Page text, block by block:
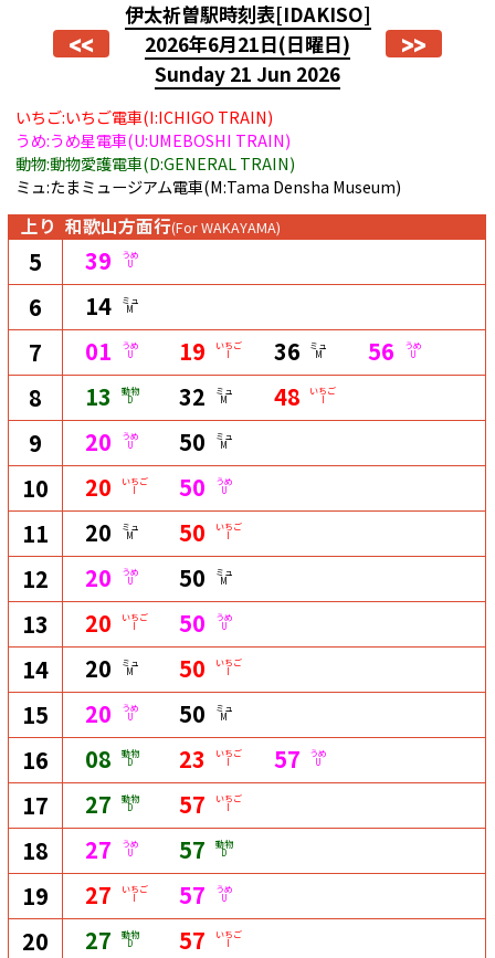
<<
伊太祈曽駅時刻表[IDAKISO]
2026年6月21日(日曜日)
Sunday 21 Jun 2026
>>
いちご:いちご電車(I:ICHIGO TRAIN)
うめ:うめ星電車(U:UMEBOSHI TRAIN)
動物:動物愛護電車(D:GENERAL TRAIN)
ミュ:たまミュージアム電車(M:Tama Densha Museum)
上り 和歌山方面行(For WAKAYAMA)
5 39 うめ
U
6 14 ミュ
M
7 01 うめ
U 19 いちご
I 36 ミュ
M 56 うめ
U
8 13 動物
D 32 ミュ
M 48 いちご
I
9 20 うめ
U 50 ミュ
M
10 20 いちご
I 50 うめ
U
11 20 ミュ
M 50 いちご
I
12 20 うめ
U 50 ミュ
M
13 20 いちご
I 50 うめ
U
14 20 ミュ
M 50 いちご
I
15 20 うめ
U 50 ミュ
M
16 08 動物
D 23 いちご
I 57 うめ
U
17 27 動物
D 57 いちご
I
18 27 うめ
U 57 動物
D
19 27 いちご
I 57 うめ
U
20 27 動物
D 57 いちご
I